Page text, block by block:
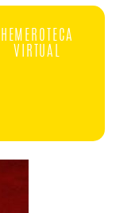
HEMEROTECA
VIRTUAL